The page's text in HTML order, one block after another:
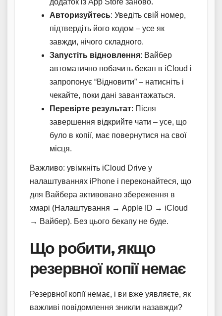
Авторизуйтесь: Уведіть свій номер,
підтвердіть його кодом – усе як
завжди, нічого складного.
Запустіть відновлення: Вайбер
автоматично побачить бекап в iCloud і
запропонує “Відновити” – натисніть і
чекайте, поки дані завантажаться.
Перевірте результат: Після
завершення відкрийте чати – усе, що
було в копії, має повернутися на свої
місця.
Важливо: увімкніть iCloud Drive у
налаштуваннях iPhone і переконайтеся, що
для Вайбера активовано збереження в
хмарі (Налаштування → Apple ID → iCloud
→ Вайбер). Без цього бекапу не буде.
Що робити, якщо
резервної копії немає
Резервної копії немає, і ви вже уявляєте, як
важливі повідомлення зникли назавжди?